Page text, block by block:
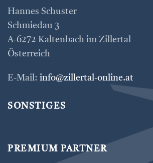
Hannes Schuster
Schmiedau 3
A-6272 Kaltenbach im Zillertal
Österreich
E-Mail: info@zillertal-online.at
SONSTIGES
PREMIUM PARTNER